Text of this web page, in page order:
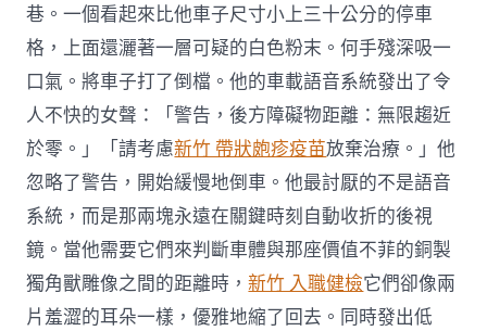
巷。一個看起來比他車子尺寸小上三十公分的停車
格，上面還灑著一層可疑的白色粉末。何手殘深吸一
口氣。將車子打了倒檔。他的車載語音系統發出了令
人不快的女聲：「警告，後方障礙物距離：無限趨近
於零。」「請考慮新竹 帶狀皰疹疫苗放棄治療。」他
忽略了警告，開始緩慢地倒車。他最討厭的不是語音
系統，而是那兩塊永遠在關鍵時刻自動收折的後視
鏡。當他需要它們來判斷車體與那座價值不菲的銅製
獨角獸雕像之間的距離時，新竹 入職健檢它們卻像兩
片羞澀的耳朵一樣，優雅地縮了回去。同時發出低